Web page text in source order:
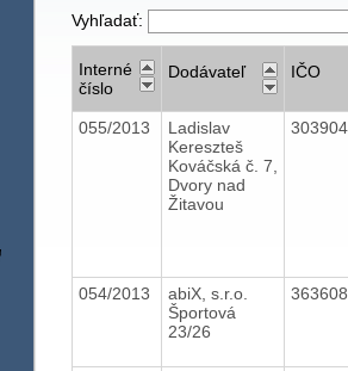
Vyhľadať:
Interné
číslo
Dodávateľ IČO
055/2013
Ladislav
Kereszteš
Kováčská č. 7,
Dvory nad
Žitavou
054/2013
abiX, s.r.o.
Športová
23/26